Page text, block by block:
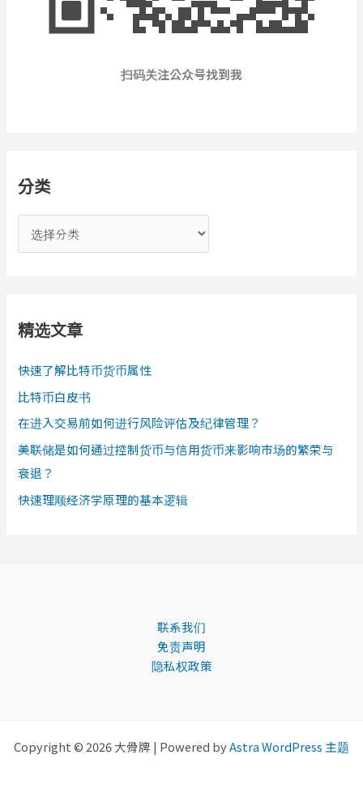
扫码关注公众号找到我
分类
类
精选文章
快速了解比特币货币属性
比特币白皮书
在进入交易前如何进行风险评估及纪律管理？
美联储是如何通过控制货币与信用货币来影响市场的繁荣与
衰退？
快速理顺经济学原理的基本逻辑
联系我们
免责声明
隐私权政策
Copyright © 2026 大骨牌 | Powered byAstra WordPress 主题